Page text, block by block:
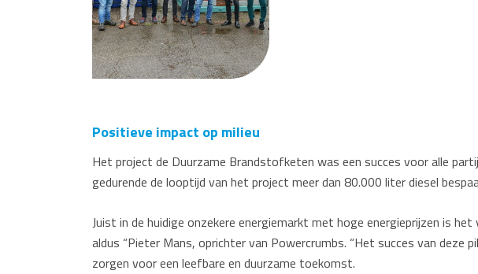
Positieve impact op milieu
Het project de Duurzame Brandstofketen was een succes voor alle
gedurende de looptijd van het project meer dan 80.000 liter diesel
Juist in de huidige onzekere energiemarkt met hoge energieprijzen is
aldus “Pieter Mans, oprichter van Powercrumbs. “Het succes van
zorgen voor een leefbare en duurzame toekomst.